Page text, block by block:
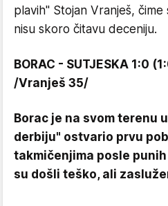
plavih" Stojan Vranješ,
nisu skoro čitavu deceniju.
BORAC - SUTJESKA 1:0
/Vranješ 35/
Borac je na svom terenu
derbiju" ostvario prvu
takmičenjima posle
su došli teško, ali